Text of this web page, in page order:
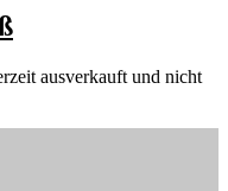
ausverkauft und nicht